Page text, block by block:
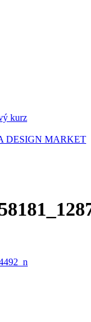
kurz
DESIGN MARKET